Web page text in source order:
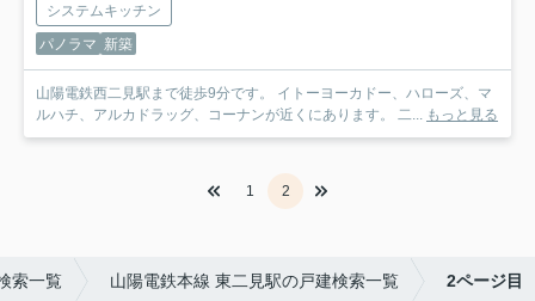
システムキッチン
パノラマ 新築
山陽電鉄西二見駅まで徒歩9分です。 イトーヨーカドー、ハローズ、マ
ルハチ、アルカドラッグ、コーナンが近くにあります。 二...
もっと見る
1 2
索一覧 山陽電鉄本線 東二見駅の戸建検索一覧 2ページ目